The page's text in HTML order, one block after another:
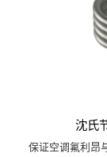
沈氏
保证空调氟利昂